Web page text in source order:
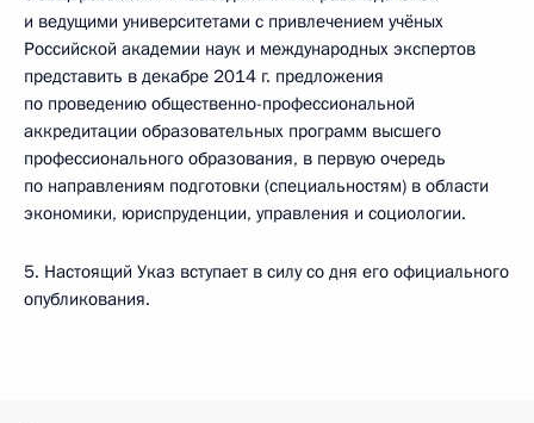
и ведущими университетами с привлечением учёных
Российской академии наук и международных экспертов
представить в декабре 2014 г. предложения
по проведению общественно-профессиональной
аккредитации образовательных программ высшего
профессионального образования, в первую очередь
по направлениям подготовки (специальностям) в области
экономики, юриспруденции, управления и социологии.
5. Настоящий Указ вступает в силу со дня его официального
опубликования.